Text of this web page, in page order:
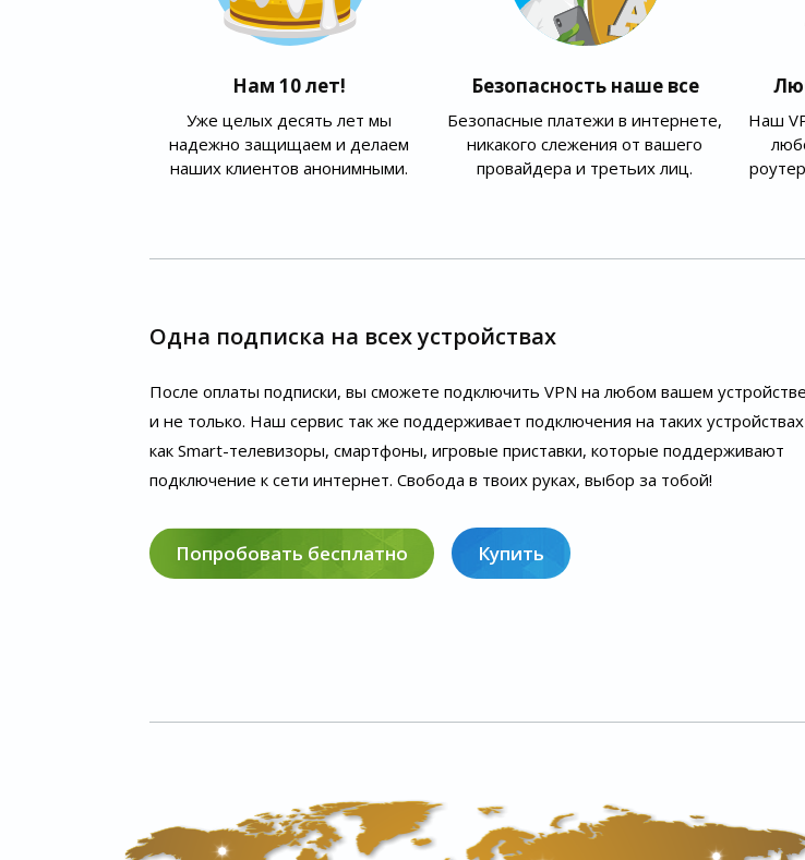
Нам 10 лет!
Уже целых десять лет мы
надежно защищаем и делаем
наших клиентов анонимными.
Безопасность наше все
Безопасные платежи в интернете,
никакого слежения от вашего
провайдера и третьих лиц.
Наш
Одна подписка на всех устройствах
После оплаты подписки, вы сможете подключить VPN на любом вашем устройстве
и не только. Наш сервис так же поддерживает подключения на таких устройствах
как Smart-телевизоры, смартфоны, игровые приставки, которые поддерживают
подключение к сети интернет. Свобода в твоих руках, выбор за тобой!
Попробовать бесплатно Купить